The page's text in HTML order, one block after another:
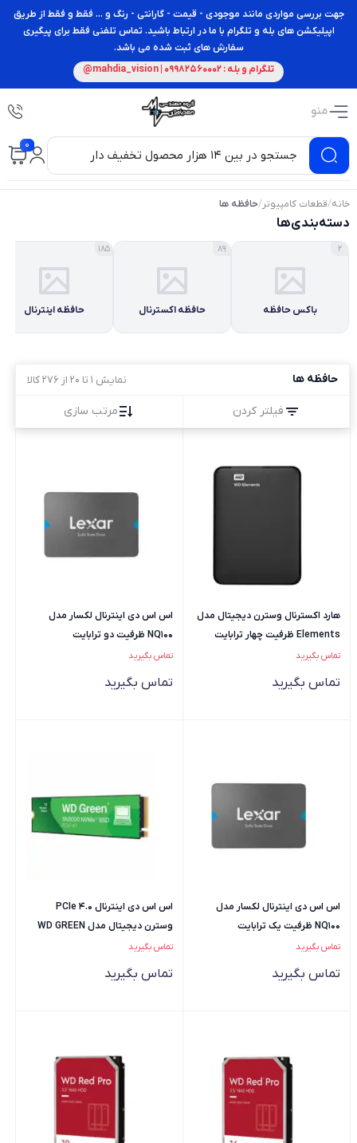
جهت بررسی مواردی مانند موجودی - قیمت - گارانتی - رنگ و ... فقط و فقط از طریق
اپیلیکشن های بله و تلگرام با ما در ارتباط باشید. تماس تلفنی فقط برای پیگیری
سفارش های ثبت شده می باشد.
تلگرام و بله : 09982560002 | mahdia_vision@
منو
0
خانه/قطعات کامپیوتر/حافظه ها
دسته‌بندی‌ها
2
باکس حافظه
89
حافظه اکسترنال
185
حافظه اینترنال
حافظه ها نمایش 1 تا 20 از 276 کالا
فیلتر کردن مرتب سازی
هارد اکسترنال وسترن دیجیتال مدل
Elements ظرفیت چهار ترابایت
دارای رابط USB Type-A 3.2
تماس بگیرید
تماس بگیرید
اس اس دی اینترنال لکسار مدل
NQ100 ظرفیت دو ترابایت
تماس بگیرید
تماس بگیرید
اس اس دی اینترنال لکسار مدل
NQ100 ظرفیت یک ترابایت
تماس بگیرید
تماس بگیرید
اس اس دی اینترنال PCIe 4.0
وسترن دیجیتال مدل WD GREEN
500GB ظرفیت 500 گیگابایت
تماس بگیرید
تماس بگیرید